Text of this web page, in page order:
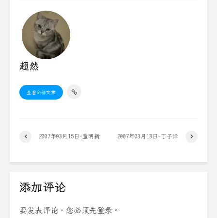
超然
查看全部文章
2007年03月15日-董明新 2007年03月13日-丁子洋
添加评论
要发表评论，您必须先登录 。